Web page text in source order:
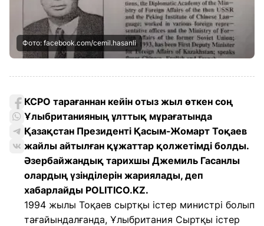
Фото: facebook.com/cemil.hasanli
КСРО тарағаннан кейін отыз жыл өткен соң
Ұлыбританияның ұлттық мұрағатында
Қазақстан Президенті Қасым-Жомарт Тоқаев
жайлы айтылған құжаттар қолжетімді болды.
Әзербайжандық тарихшы Джемиль Гасанлы
олардың үзінділерін жариялады, деп
хабарлайды POLITICO.KZ.
1994 жылы Тоқаев сыртқы істер министрі болып
тағайындалғанда, Ұлыбритания Сыртқы істер